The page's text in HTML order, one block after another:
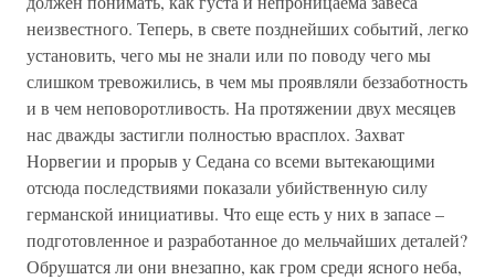
неизвестного. Теперь, в свете позднейших событий, легко
установить, чего мы не знали или по поводу чего мы
слишком тревожились, в чем мы проявляли беззаботность
и в чем неповоротливость. На протяжении двух месяцев
нас дважды застигли полностью врасплох. Захват
Норвегии и прорыв у Седана со всеми вытекающими
отсюда последствиями показали убийственную силу
германской инициативы. Что еще есть у них в запасе –
подготовленное и разработанное до мельчайших деталей?
Обрушатся ли они внезапно, как гром среди ясного неба,